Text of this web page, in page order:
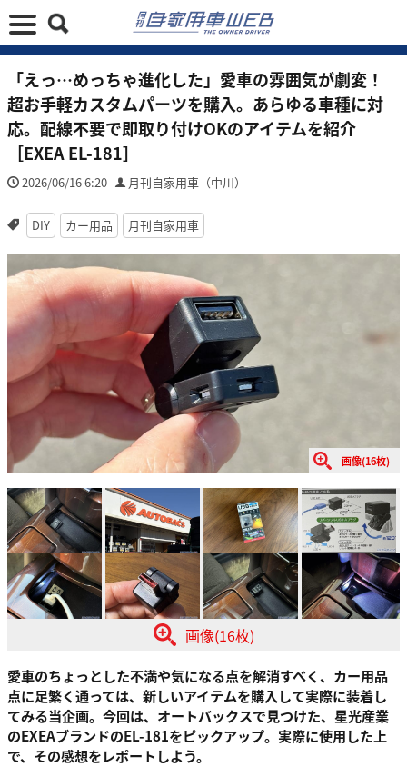
「えっ…めっちゃ進化した」愛車の雰囲気が劇変！
超お手軽カスタムパーツを購入。あらゆる車種に対
応。配線不要で即取り付けOKのアイテムを紹介
［EXEA EL-181］
2026/06/16 6:20 月刊自家用車（中川）
DIY カー用品 月刊自家用車
画像(16枚)
画像(16枚)
愛車のちょっとした不満や気になる点を解消すべく、カー用品
点に足繁く通っては、新しいアイテムを購入して実際に装着し
てみる当企画。今回は、オートバックスで見つけた、星光産業
のEXEAブランドのEL-181をピックアップ。実際に使用した上
で、その感想をレポートしよう。